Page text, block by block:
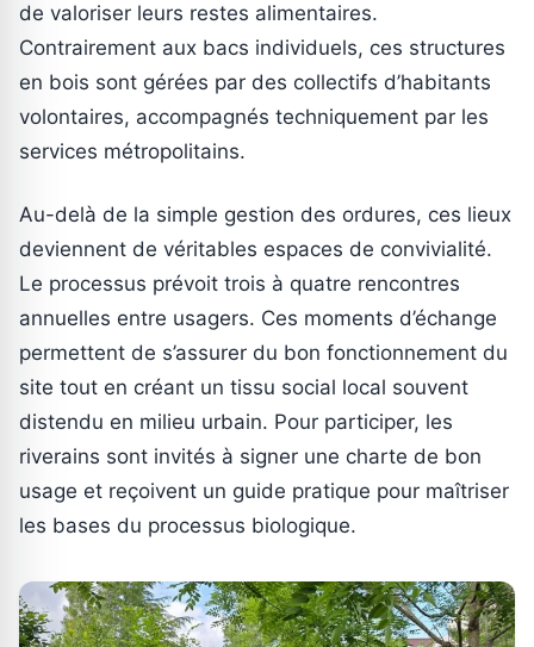
de valoriser leurs restes alimentaires.
Contrairement aux bacs individuels, ces structures
en bois sont gérées par des collectifs d’habitants
volontaires, accompagnés techniquement par les
services métropolitains.
Au-delà de la simple gestion des ordures, ces lieux
deviennent de véritables espaces de convivialité.
Le processus prévoit trois à quatre rencontres
annuelles entre usagers. Ces moments d’échange
permettent de s’assurer du bon fonctionnement du
site tout en créant un tissu social local souvent
distendu en milieu urbain. Pour participer, les
riverains sont invités à signer une charte de bon
usage et reçoivent un guide pratique pour maîtriser
les bases du processus biologique.